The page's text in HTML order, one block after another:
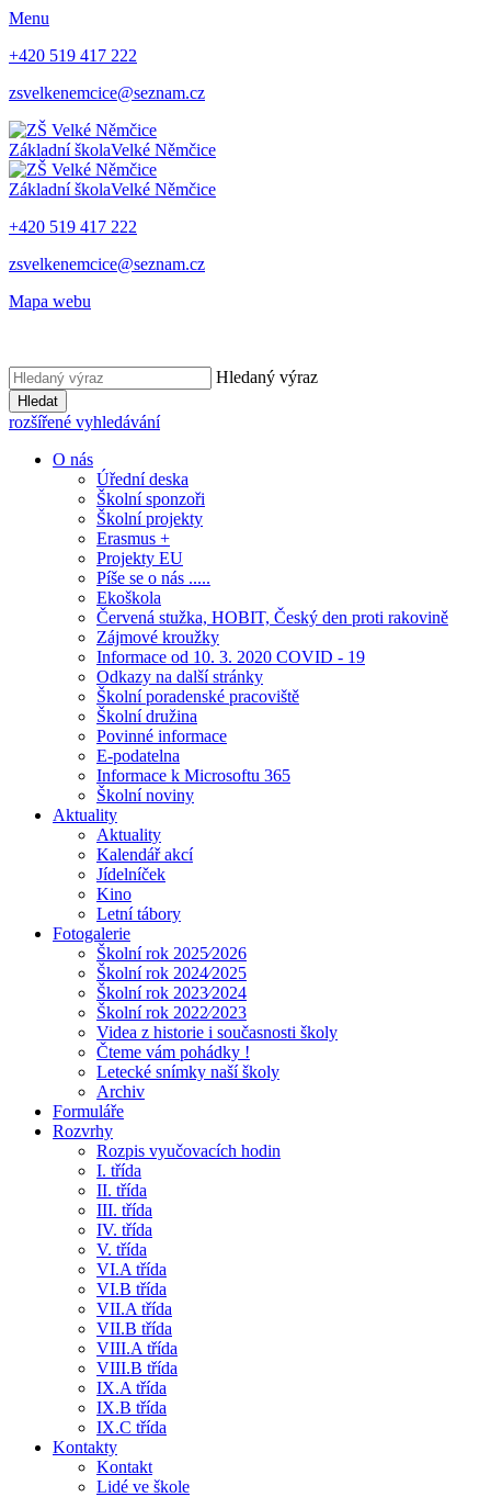
Menu
+420 519 417 222
zsvelkenemcice@seznam.cz
Základní školaVelké Němčice
Základní školaVelké Němčice
+420 519 417 222
zsvelkenemcice@seznam.cz
Mapa webu
Hledaný výraz
Hledat
rozšířené vyhledávání
O nás
Úřední deska
Školní sponzoři
Školní projekty
Erasmus +
Projekty EU
Píše se o nás .....
Ekoškola
Červená stužka, HOBIT, Český den proti rakovině
Zájmové kroužky
Informace od 10. 3. 2020 COVID - 19
Odkazy na další stránky
Školní poradenské pracoviště
Školní družina
Povinné informace
E-podatelna
Informace k Microsoftu 365
Školní noviny
Aktuality
Aktuality
Kalendář akcí
Jídelníček
Kino
Letní tábory
Fotogalerie
Školní rok 2025⁄2026
Školní rok 2024⁄2025
Školní rok 2023⁄2024
Školní rok 2022⁄2023
Videa z historie i současnosti školy
Čteme vám pohádky !
Letecké snímky naší školy
Archiv
Formuláře
Rozvrhy
Rozpis vyučovacích hodin
I. třída
II. třída
III. třída
IV. třída
V. třída
VI.A třída
VI.B třída
VII.A třída
VII.B třída
VIII.A třída
VIII.B třída
IX.A třída
IX.B třída
IX.C třída
Kontakty
Kontakt
Lidé ve škole